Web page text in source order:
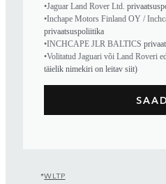
•Jaguar Land Rover Ltd.
•Inchape Motors Finland OY /
privaatsuspoliitika
•INCHCAPE JLR BALTICS
•Volitatud Jaguari või Land Roveri
täielik nimekiri on leitav siit)
*WLTP